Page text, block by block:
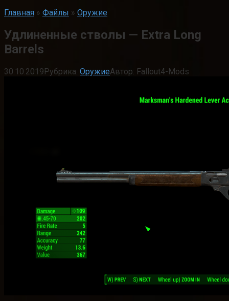
Главная » Файлы » Оружие
Удлиненные стволы — Extra Long
Barrels
30.10.2019Рубрика: ОружиеАвтор: Fallout4-Mods